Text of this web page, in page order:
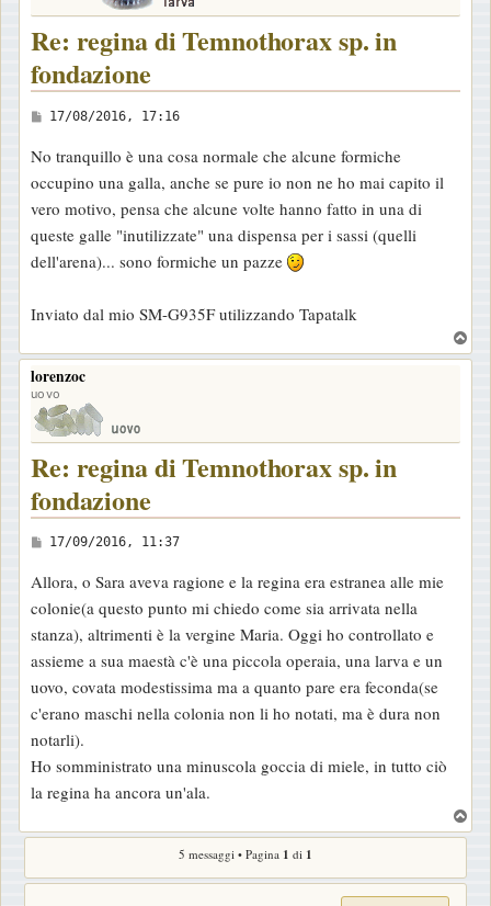
Re: regina di Temnothorax sp. in
fondazione
M
s
s
a
g
g
o
17/08/2016, 17:16
No tranquillo è una cosa normale che alcune formiche
occupino una galla, anche se pure io non ne ho mai capito il
vero motivo, pensa che alcune volte hanno fatto in una di
queste galle "inutilizzate" una dispensa per i sassi (quelli
dell'arena)... sono formiche un pazze
Inviato dal mio SM-G935F utilizzando Tapatalk
o
lorenzoc
uovo
Re: regina di Temnothorax sp. in
fondazione
M
s
s
a
g
g
i
o
17/09/2016, 11:37
Allora, o Sara aveva ragione e la regina era estranea alle mie
colonie(a questo punto mi chiedo come sia arrivata nella
stanza), altrimenti è la vergine Maria. Oggi ho controllato e
assieme a sua maestà c'è una piccola operaia, una larva e un
uovo, covata modestissima ma a quanto pare era feconda(se
c'erano maschi nella colonia non li ho notati, ma è dura non
notarli).
Ho somministrato una minuscola goccia di miele, in tutto ciò
la regina ha ancora un'ala.
o
5 messaggi • Pagina 1 di 1